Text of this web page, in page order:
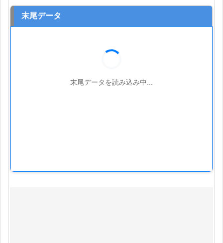
末尾データ
末尾データを読み込み中...